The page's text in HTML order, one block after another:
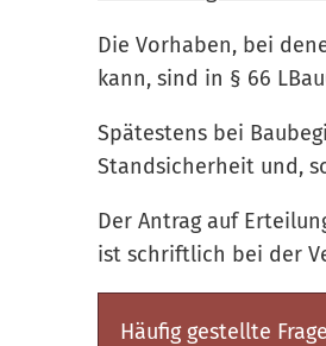
Die Vorhaben, bei
kann, sind in § 66
Spätestens bei
Standsicherheit und,
Der Antrag auf
ist schriftlich bei der
Häufig gestellte